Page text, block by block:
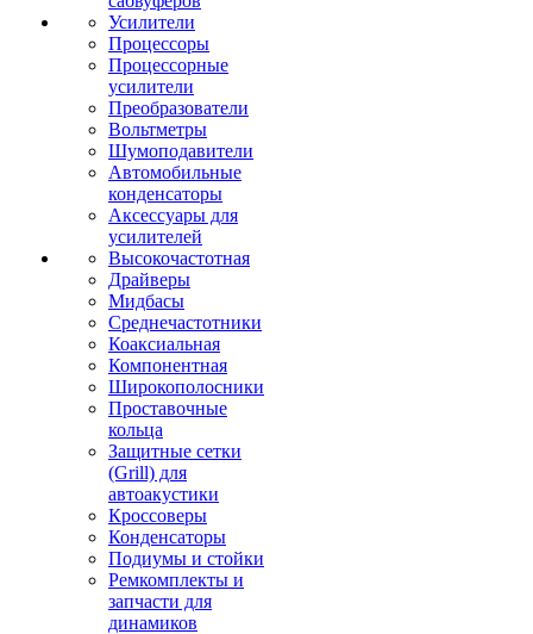
Усилители
Процессоры
Процессорные
усилители
Преобразователи
Вольтметры
Шумоподавители
Автомобильные
конденсаторы
Аксессуары для
усилителей
Высокочастотная
Драйверы
Мидбасы
Среднечастотники
Коаксиальная
Компонентная
Широкополосники
Проставочные
кольца
Защитные сетки
(Grill) для
автоакустики
Кроссоверы
Конденсаторы
Подиумы и стойки
Ремкомплекты и
запчасти для
динамиков